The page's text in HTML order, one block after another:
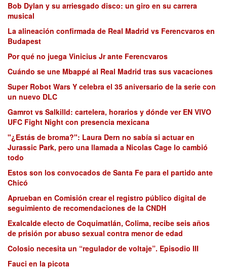
Bob Dylan y su arriesgado disco: un giro en su carrera
musical
La alineación confirmada de Real Madrid vs Ferencvaros en
Budapest
Por qué no juega Vinicius Jr ante Ferencvaros
Cuándo se une Mbappé al Real Madrid tras sus vacaciones
Super Robot Wars Y celebra el 35 aniversario de la serie con
un nuevo DLC
Gamrot vs Salkilld: cartelera, horarios y dónde ver EN VIVO
UFC Fight Night con presencia mexicana
"¿Estás de broma?": Laura Dern no sabía si actuar en
Jurassic Park, pero una llamada a Nicolas Cage lo cambió
todo
Estos son los convocados de Santa Fe para el partido ante
Chicó
Aprueban en Comisión crear el registro público digital de
seguimiento de recomendaciones de la CNDH
Exalcalde electo de Coquimatlán, Colima, recibe seis años
de prisión por abuso sexual contra menor de edad
Colosio necesita un “regulador de voltaje”. Episodio III
Fauci en la picota